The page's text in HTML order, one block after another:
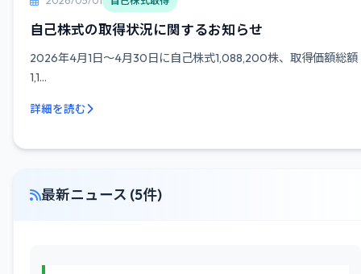
自己株式の取得状況に関するお知らせ
2026年4月1日～4月30日に自己株式1,088,200株、取得価額総額
1,1...
詳細を読む
最新ニュース (5件)